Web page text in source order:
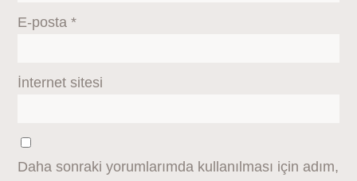
E-posta*
İnternet sitesi
Daha sonraki yorumlarımda kullanılması için adım,